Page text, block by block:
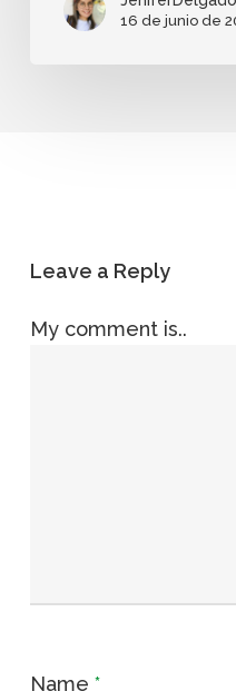
16 de junio de
Leave a Reply
My comment is..
Name *